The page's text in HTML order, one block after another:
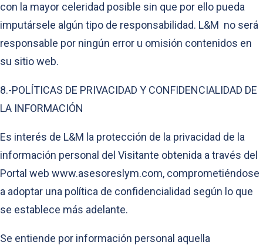
con la mayor celeridad posible sin que por ello pueda
imputársele algún tipo de responsabilidad. L&M no será
responsable por ningún error u omisión contenidos en
su sitio web.
8.-POLÍTICAS DE PRIVACIDAD Y CONFIDENCIALIDAD DE
LA INFORMACIÓN
Es interés de L&M la protección de la privacidad de la
información personal del Visitante obtenida a través del
Portal web www.asesoreslym.com, comprometiéndose
a adoptar una política de confidencialidad según lo que
se establece más adelante.
Se entiende por información personal aquella